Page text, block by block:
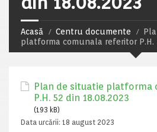
Acasă Centru documente
platforma comunala referitor P.H.
Plan de situatie platforma
P.H. 52 din 18.08.2023
(193 kB)
Data urcării: 18 august 2023